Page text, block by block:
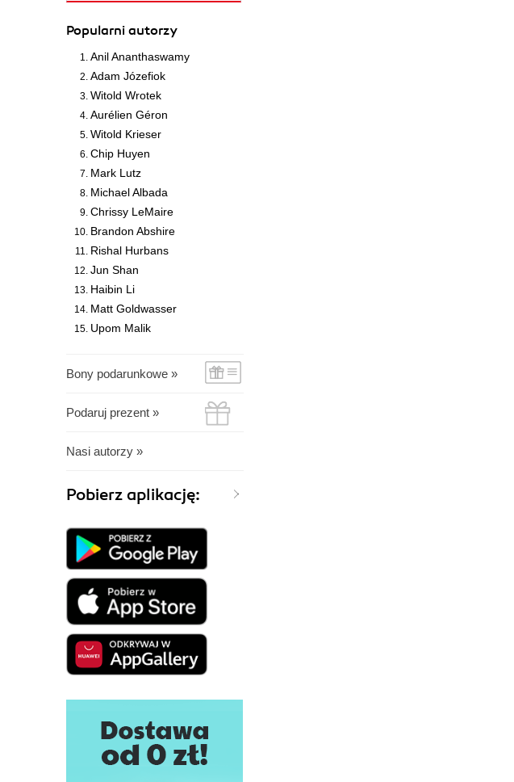
Popularni autorzy
Anil Ananthaswamy
Adam Józefiok
Witold Wrotek
Aurélien Géron
Witold Krieser
Chip Huyen
Mark Lutz
Michael Albada
Chrissy LeMaire
Brandon Abshire
Rishal Hurbans
Jun Shan
Haibin Li
Matt Goldwasser
Upom Malik
Bony podarunkowe »
Podaruj prezent »
Nasi autorzy »
Pobierz aplikację: